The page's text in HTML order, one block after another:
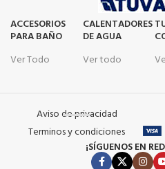
ACCESORIOS
PARA BAÑO
Ver Todo
CALENTADORES
DE AGUA
Ver todo
Aviso de privacidad
Terminos y condiciones
¡SÍGUENOS EN